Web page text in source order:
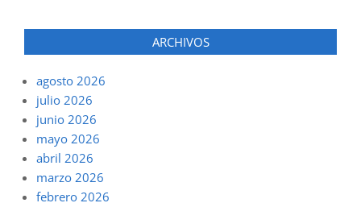
ARCHIVOS
agosto 2026
julio 2026
junio 2026
mayo 2026
abril 2026
marzo 2026
febrero 2026